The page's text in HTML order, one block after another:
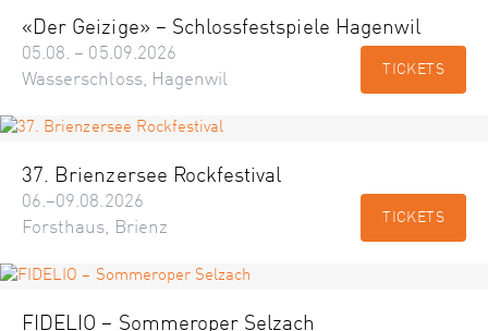
«Der Geizige» – Schlossfestspiele Hagenwil
05.08. – 05.09.2026
Wasserschloss, Hagenwil
TICKETS
37. Brienzersee Rockfestival
06.–09.08.2026
Forsthaus, Brienz
TICKETS
FIDELIO – Sommeroper Selzach